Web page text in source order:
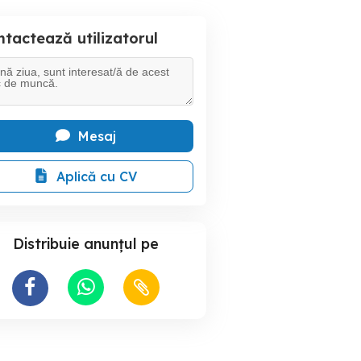
utilizatorul
Mesaj
Aplică cu CV
Distribuie anunțul pe